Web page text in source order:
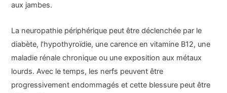
aux jambes.
La neuropathie périphérique peut être déclenchée par le
diabète, l’hypothyroïdie, une carence en vitamine B12, une
maladie rénale chronique ou une exposition aux métaux
lourds. Avec le temps, les nerfs peuvent être
progressivement endommagés et cette blessure peut être